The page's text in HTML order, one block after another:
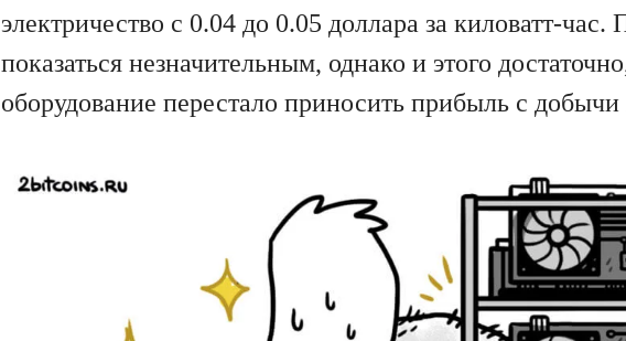
электричество с 0.04 до 0.05 доллара за киловатт-
показаться незначительным, однако и этого
оборудование перестало приносить прибыль с